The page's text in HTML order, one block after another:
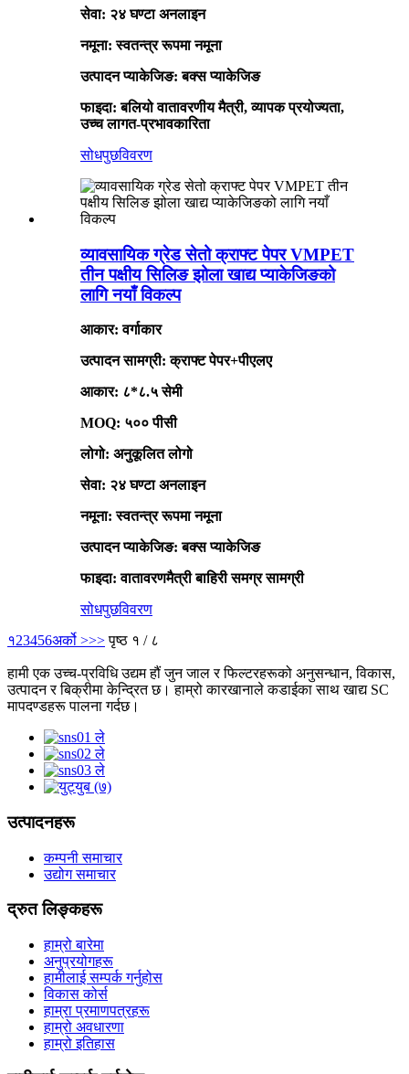
सेवा: २४ घण्टा अनलाइन
नमूना: स्वतन्त्र रूपमा नमूना
उत्पादन प्याकेजिङ: बक्स प्याकेजिङ
फाइदा: बलियो वातावरणीय मैत्री, व्यापक प्रयोज्यता,
उच्च लागत-प्रभावकारिता
सोधपुछविवरण
व्यावसायिक ग्रेड सेतो क्राफ्ट पेपर VMPET
तीन पक्षीय सिलिङ झोला खाद्य प्याकेजिङको
लागि नयाँ विकल्प
आकार: वर्गाकार
उत्पादन सामग्री: क्राफ्ट पेपर+पीएलए
आकार: ८*८.५ सेमी
MOQ: ५०० पीसी
लोगो: अनुकूलित लोगो
सेवा: २४ घण्टा अनलाइन
नमूना: स्वतन्त्र रूपमा नमूना
उत्पादन प्याकेजिङ: बक्स प्याकेजिङ
फाइदा: वातावरणमैत्री बाहिरी समग्र सामग्री
सोधपुछविवरण
१23456अर्को >>> पृष्ठ १ / ८
हामी एक उच्च-प्रविधि उद्यम हौं जुन जाल र फिल्टरहरूको अनुसन्धान, विकास,
उत्पादन र बिक्रीमा केन्द्रित छ। हाम्रो कारखानाले कडाईका साथ खाद्य SC
मापदण्डहरू पालना गर्दछ।
उत्पादनहरू
कम्पनी समाचार
उद्योग समाचार
द्रुत लिङ्कहरू
हाम्रो बारेमा
अनुप्रयोगहरू
हामीलाई सम्पर्क गर्नुहोस
विकास कोर्स
हाम्रा प्रमाणपत्रहरू
हाम्रो अवधारणा
हाम्रो इतिहास